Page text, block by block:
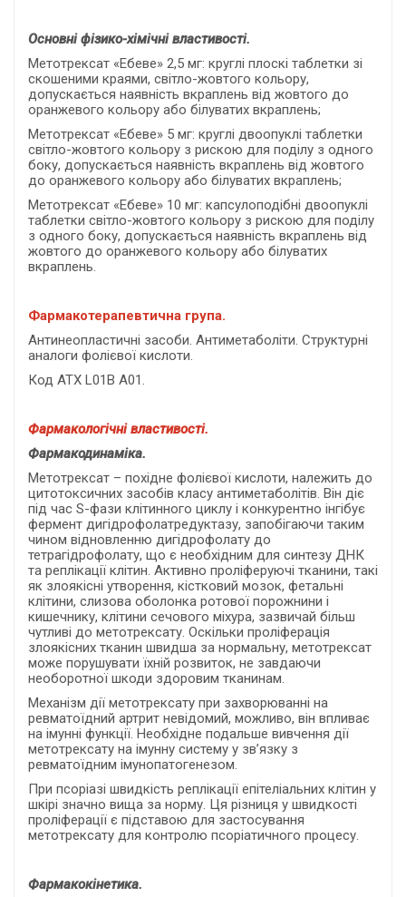
Основні фізико-хімічні властивості.
Метотрексат «Ебеве» 2,5 мг: круглі плоскі таблетки зі
скошеними краями, світло-жовтого кольору,
допускається наявність вкраплень від жовтого до
оранжевого кольору або білуватих вкраплень;
Метотрексат «Ебеве» 5 мг: круглі двоопуклі таблетки
світло-жовтого кольору з рискою для поділу з одного
боку, допускається наявність вкраплень від жовтого
до оранжевого кольору або білуватих вкраплень;
Метотрексат «Ебеве» 10 мг: капсулоподібні двоопуклі
таблетки світло-жовтого кольору з рискою для поділу
з одного боку, допускається наявність вкраплень від
жовтого до оранжевого кольору або білуватих
вкраплень.
Фармакотерапевтична група.
Антинеопластичні засоби. Антиметаболіти. Структурні
аналоги фолієвої кислоти.
Код АТХ L01B A01.
Фармакологічні властивості.
Фармакодинаміка.
Метотрексат – похідне фолієвої кислоти, належить до
цитотоксичних засобів класу антиметаболітів. Він діє
під час S-фази клітинного циклу і конкурентно інгібує
фермент дигідрофолатредуктазу, запобігаючи таким
чином відновленню дигідрофолату до
тетрагідрофолату, що є необхідним для синтезу ДНК
та реплікації клітин. Активно проліферуючі тканини, такі
як злоякісні утворення, кістковий мозок, фетальні
клітини, слизова оболонка ротової порожнини і
кишечнику, клітини сечового міхура, зазвичай більш
чутливі до метотрексату. Оскільки проліферація
злоякісних тканин швидша за нормальну, метотрексат
може порушувати їхній розвиток, не завдаючи
необоротної шкоди здоровим тканинам.
Механізм дії метотрексату при захворюванні на
ревматоїдний артрит невідомий, можливо, він впливає
на імунні функції. Необхідне подальше вивчення дії
метотрексату на імунну систему у зв’язку з
ревматоїдним імунопатогенезом.
При псоріазі швидкість реплікації епітеліальних клітин у
шкірі значно вища за норму. Ця різниця у швидкості
проліферації є підставою для застосування
метотрексату для контролю псоріатичного процесу.
Фармакокінетика.